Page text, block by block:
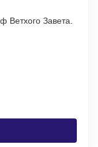
Ветхого Завета.